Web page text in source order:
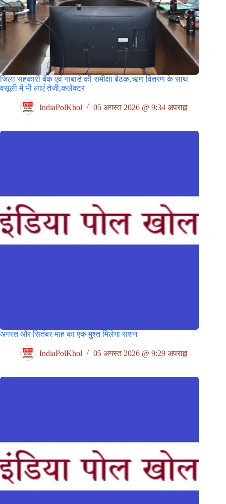
जिला सहकारी बैंक एवं नाबार्ड की समीक्षा बैठक,ऋण वितरण के साथ
वसूली में भी लाएं तेजी,कलेक्टर
IndiaPolKhol 05 अगस्त 2026 @ 9:34 अपराह्न
अगस्त और सितंबर माह का एक मुश्त मिलेगा राशन
IndiaPolKhol 05 अगस्त 2026 @ 9:29 अपराह्न